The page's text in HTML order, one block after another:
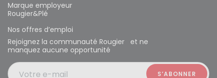
Marque employeur
Rougier&Plé
Nos offres d’emploi
Rejoignez la communauté Rougier et ne
manquez aucune opportunité
Votre e-mail